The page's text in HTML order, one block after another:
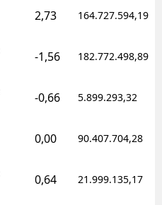
2,73 164.727.594,19
-1,56 182.772.498,89
-0,66 5.899.293,32
0,00 90.407.704,28
0,64 21.999.135,17